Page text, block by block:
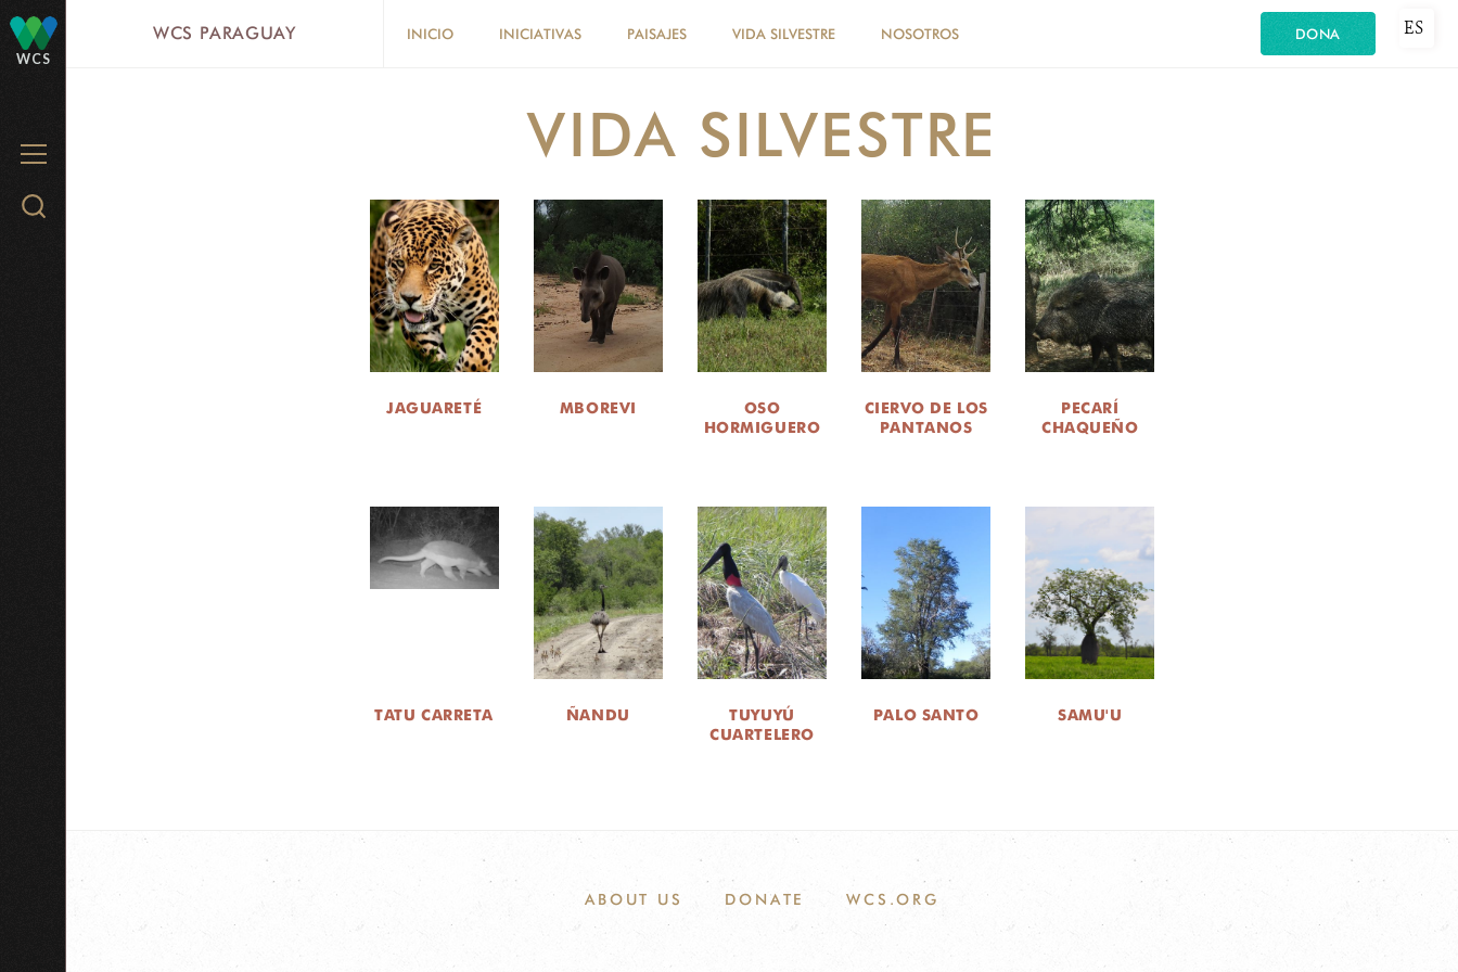
WCS
MENU
Search
WCS PARAGUAY INICIO INICIATIVAS PAISAJES VIDA SILVESTRE NOSOTROS DONA ES
VIDA SILVESTRE
JAGUARETÉ MBOREVI
OSO
HORMIGUERO
CIERVO DE LOS
PANTANOS
PECARÍ
CHAQUEÑO
TATU CARRETA ÑANDU
TUYUYÚ
CUARTELERO
PALO SANTO SAMU'U
ABOUT US DONATE WCS.ORG